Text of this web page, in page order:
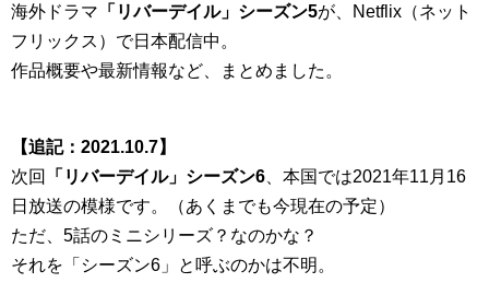
海外ドラマ 「リバーデイル」シーズン5が、Netflix（ネット
フリックス）で日本配信中。
作品概要や最新情報など、まとめました。
【追記：2021.10.7】
次回
「リバーデイル」シーズン6 、本国では2021年11月16
日放送の模様です。（あくまでも今現在の予定）
ただ、5話のミニシリーズ？なのかな？
それを「シーズン6」と呼ぶのかは不明。